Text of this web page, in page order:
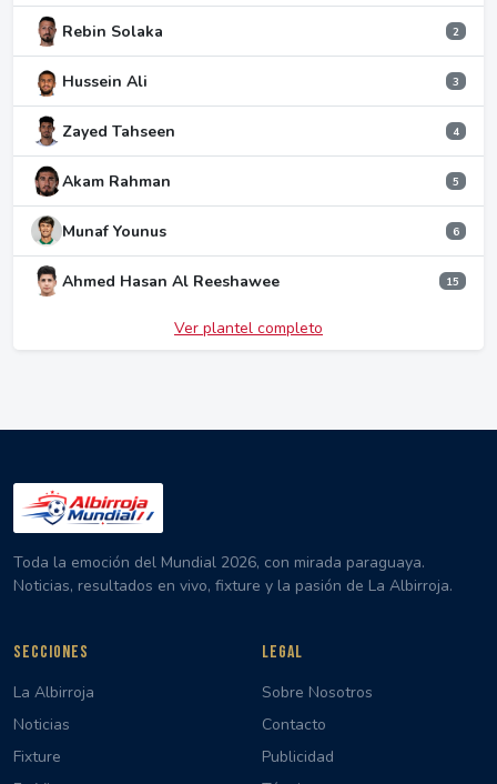
Rebin Solaka 2
Hussein Ali 3
Zayed Tahseen 4
Akam Rahman 5
Munaf Younus 6
Ahmed Hasan Al Reeshawee 15
Ver plantel completo
Toda la emoción del Mundial 2026, con mirada paraguaya.
Noticias, resultados en vivo, fixture y la pasión de La Albirroja.
SECCIONES
La Albirroja
Noticias
Fixture
LEGAL
Sobre Nosotros
Contacto
Publicidad